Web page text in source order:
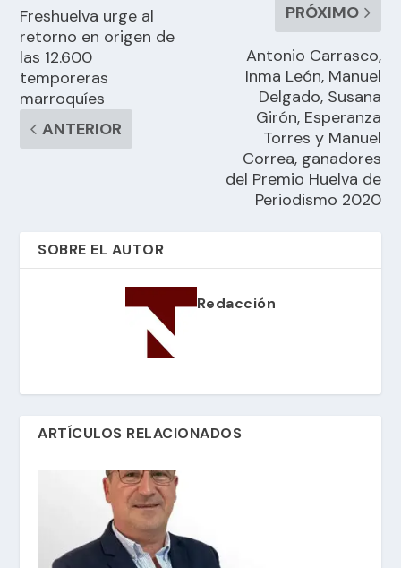
Freshuelva urge al
retorno en origen de
las 12.600
temporeras
marroquíes
ANTERIOR
PRÓXIMO
Antonio Carrasco,
Inma León, Manuel
Delgado, Susana
Girón, Esperanza
Torres y Manuel
Correa, ganadores
del Premio Huelva de
Periodismo 2020
SOBRE EL AUTOR
Redacción
ARTÍCULOS RELACIONADOS